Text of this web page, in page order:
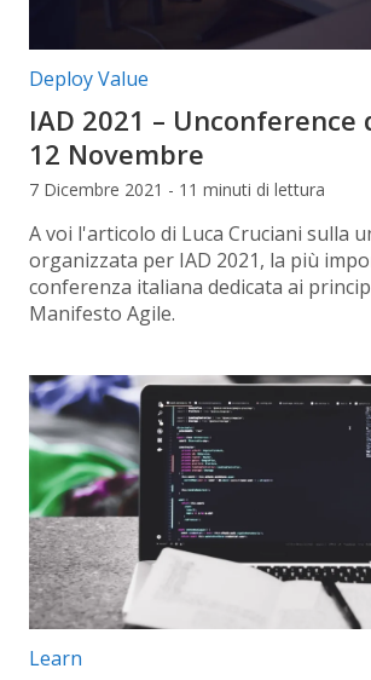
Categorie articolo:
Deploy Value
IAD 2021 – Unconference
12 Novembre
7 Dicembre 2021 - 11 minuti di lettura
A voi l'articolo di Luca Cruciani sulla
organizzata per IAD 2021, la più
conferenza italiana dedicata ai
Manifesto Agile.
Categorie articolo:
Learn